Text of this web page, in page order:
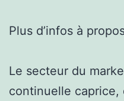
Plus d’infos à
Le secteur du
continuelle caprice,